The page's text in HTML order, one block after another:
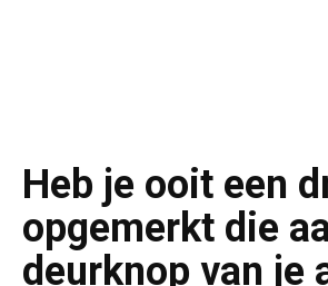
Heb je ooit een
opgemerkt die
deurknop van je